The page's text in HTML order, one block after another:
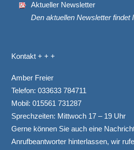
Aktueller Newsletter
Den aktuellen Newsletter findet
Kontakt + + +
Amber Freier
Telefon: 033633 784711
Mobil: 015561 731287
Sprechzeiten: Mittwoch 17 – 19 Uhr
Gerne können Sie auch eine
Anrufbeantworter hinterlassen, wir